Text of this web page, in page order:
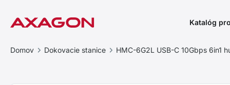
Katalóg
Domov Dokovacie stanice HMC-6G2L USB-C 10Gbps 6in1